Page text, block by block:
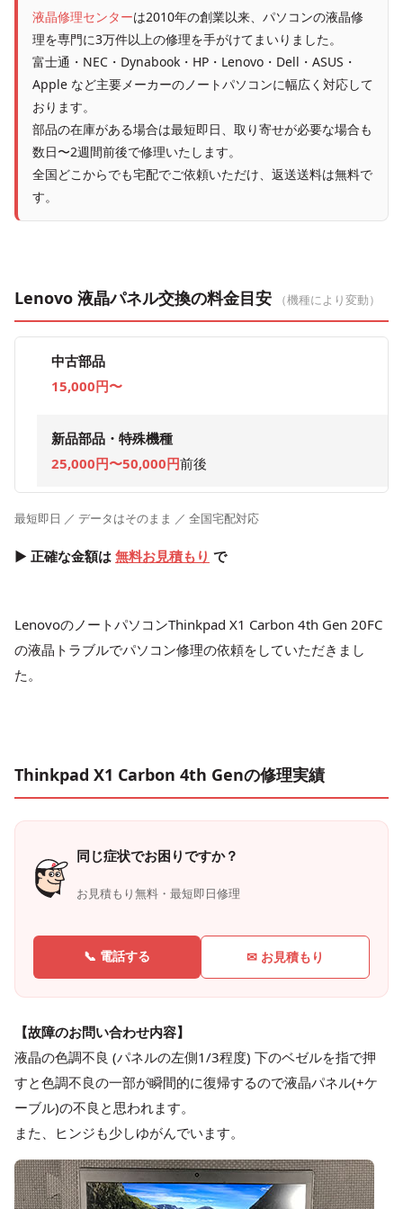
液晶修理センターは2010年の創業以来、パソコンの液晶修
理を専門に3万件以上の修理を手がけてまいりました。
富士通・NEC・Dynabook・HP・Lenovo・Dell・ASUS・
Apple など主要メーカーのノートパソコンに幅広く対応して
おります。
部品の在庫がある場合は最短即日、取り寄せが必要な場合も
数日〜2週間前後で修理いたします。
全国どこからでも宅配でご依頼いただけ、返送送料は無料で
す。
Lenovo 液晶パネル交換の料金目安 （機種により変動）
中古部品
15,000円〜
新品部品・特殊機種
25,000円〜50,000円前後
最短即日 ／ データはそのまま ／ 全国宅配対応
▶ 正確な金額は 無料お見積もり で
LenovoのノートパソコンThinkpad X1 Carbon 4th Gen 20FC
の液晶トラブルでパソコン修理の依頼をしていただきまし
た。
Thinkpad X1 Carbon 4th Genの修理実績
同じ症状でお困りですか？
お見積もり無料・最短即日修理
📞 電話する ✉ お見積もり
【故障のお問い合わせ内容】
液晶の色調不良 (パネルの左側1/3程度) 下のベゼルを指で押
すと色調不良の一部が瞬間的に復帰するので液晶パネル(+ケ
ーブル)の不良と思われます。
また、ヒンジも少しゆがんでいます。